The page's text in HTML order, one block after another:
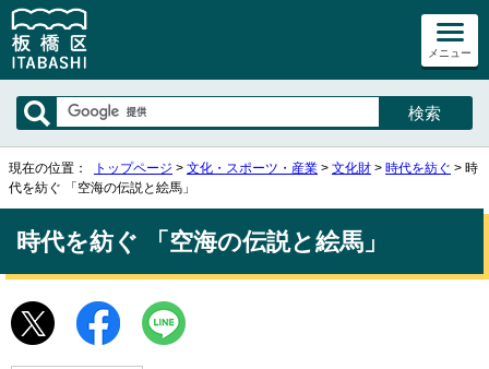
メニュー
現在の位置： トップページ > 文化・スポーツ・産業 > 文化財 > 時代を紡ぐ > 時
代を紡ぐ 「空海の伝説と絵馬」
時代を紡ぐ 「空海の伝説と絵馬」